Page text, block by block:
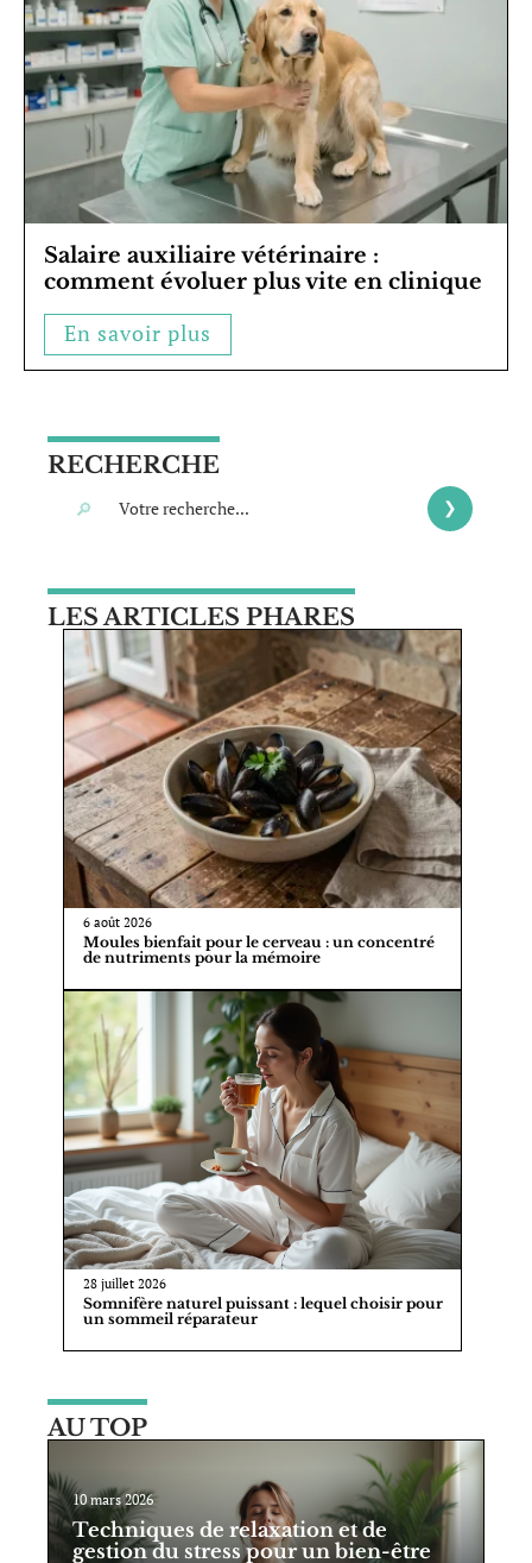
Salaire auxiliaire vétérinaire :
comment évoluer plus vite en clinique
En savoir plus
RECHERCHE
LES ARTICLES PHARES
6 août 2026
Moules bienfait pour le cerveau : un concentré
de nutriments pour la mémoire
28 juillet 2026
Somnifère naturel puissant : lequel choisir pour
un sommeil réparateur
AU TOP
10 mars 2026
Techniques de relaxation et de
gestion du stress pour un bien-être